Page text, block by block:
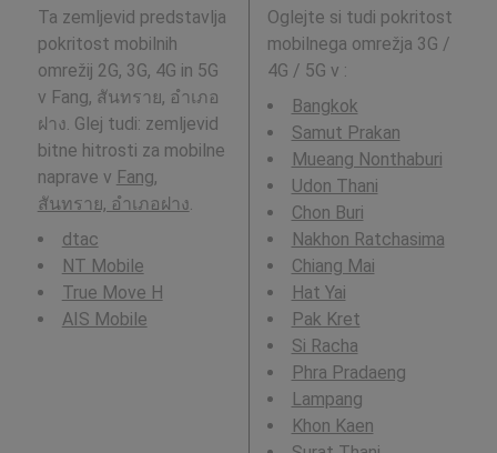
Ta zemljevid predstavlja
pokritost mobilnih
omrežij 2G, 3G, 4G in 5G
v Fang, สันทราย, อำเภอ
ฝาง. Glej tudi: zemljevid
bitne hitrosti za mobilne
naprave v Fang,
สันทราย, อำเภอฝาง
dtac
NT Mobile
True Move H
AIS Mobile
Oglejte si tudi pokritost
mobilnega omrežja 3G /
4G / 5G v :
Bangkok
Samut Prakan
Mueang Nonthaburi
Udon Thani
Chon Buri
Nakhon Ratchasima
Chiang Mai
Hat Yai
Pak Kret
Si Racha
Phra Pradaeng
Lampang
Khon Kaen